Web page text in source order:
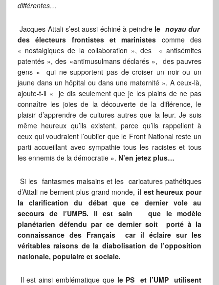
différentes…
Jacques Attali s’est aussi échiné à peindre le noyau dur
des électeurs frontistes et marinistes comme des
« nostalgiques de la collaboration », des « antisémites
patentés », des «antimusulmans déclarés », des pauvres
gens « qui ne supportent pas de croiser un noir ou un
jaune dans un hôpital ou dans une maternité ». A ceux-là,
ajoute-t-il « je dis seulement que je les plains de ne pas
connaître les joies de la découverte de la différence, le
plaisir d’apprendre de cultures autres que la leur. Je suis
même heureux qu’ils existent, parce qu’ils rappellent à
ceux qui voudraient l’oublier que le Front National reste un
parti accueillant avec sympathie tous les racistes et tous
les ennemis de la démocratie ». N’en jetez plus…
Si les fantasmes malsains et les caricatures pathétiques
d’Attali ne bernent plus grand monde, il est heureux pour
la clarification du débat que ce dernier vole au
secours de l’UMPS. Il est sain que le modèle
planétarien défendu par ce dernier soit porté à la
connaissance des Français car il éclaire sur les
véritables raisons de la diabolisation de l’opposition
nationale, populaire et sociale.
Il est ainsi emblématique que le PS et l’UMP utilisent